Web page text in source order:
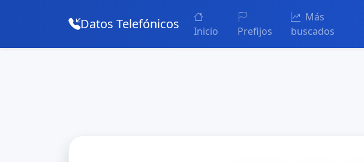
Datos Telefónicos Inicio Prefijos
Más
buscados